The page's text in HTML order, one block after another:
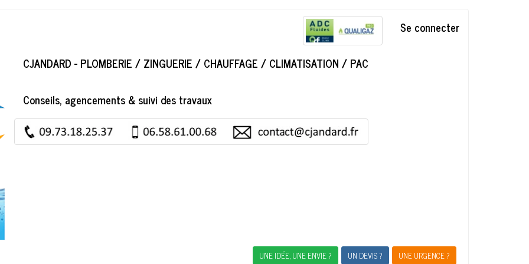
Se connecter
CJANDARD - PLOMBERIE / ZINGUERIE / CHAUFFAGE / CLIMATISATION / PAC
Conseils, agencements & suivi des travaux
UNE IDÉE, UNE ENVIE ? UN DEVIS ? UNE URGENCE ?